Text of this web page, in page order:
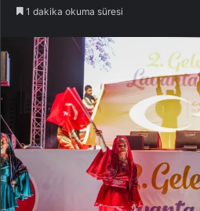
1 dakika okuma süresi